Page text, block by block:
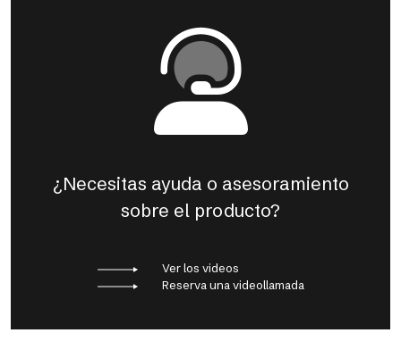
¿Necesitas ayuda o asesoramiento
sobre el producto?
Ver los videos
Reserva una videollamada